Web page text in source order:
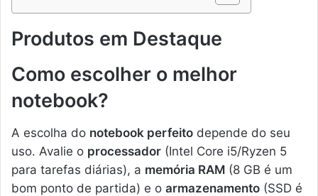
Produtos em Destaque
Como escolher o melhor
notebook?
A escolha do notebook perfeito depende do seu
uso. Avalie o processador (Intel Core i5/Ryzen 5
para tarefas diárias), a memória RAM (8 GB é um
bom ponto de partida) e o armazenamento (SSD é